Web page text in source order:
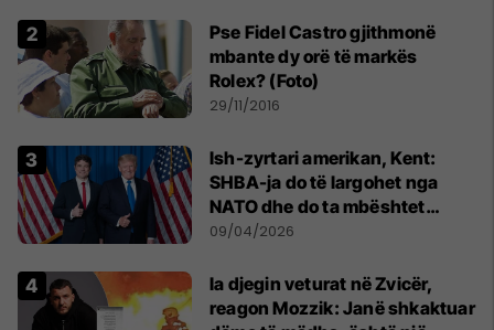
Pse Fidel Castro gjithmonë
mbante dy orë të markës
Rolex? (Foto)
29/11/2016
Ish-zyrtari amerikan, Kent:
SHBA-ja do të largohet nga
NATO dhe do ta mbështet
Izraelin në një luftë të
09/04/2026
Ia djegin veturat në Zvicër,
reagon Mozzik: Janë shkaktuar